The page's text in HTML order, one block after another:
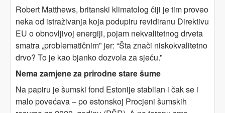
Robert Matthews, britanski klimatolog čiji je tim proveo
neka od istraživanja koja podupiru revidiranu Direktivu
EU o obnovljivoj energiji, pojam nekvalitetnog drveta
smatra „problematičnim” jer: “Šta znači niskokvalitetno
drvo? To je kao bjanko dozvola za sječu.”
Nema zamjene za prirodne stare šume
Na papiru je šumski fond Estonije stabilan i čak se i
malo povećava – po estonskoj Procjeni šumskih